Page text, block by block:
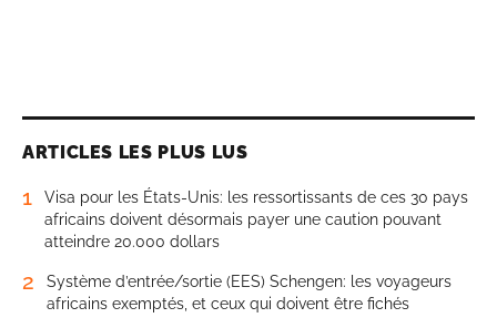
ARTICLES LES PLUS LUS
1
Visa pour les États-Unis: les ressortissants de ces 30 pays
africains doivent désormais payer une caution pouvant
atteindre 20.000 dollars
2
Système d’entrée/sortie (EES) Schengen: les voyageurs
africains exemptés, et ceux qui doivent être fichés